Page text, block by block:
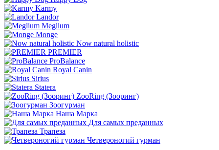
Karmy
Landor
Meglium
Monge
Now natural holistic
PREMIER
ProBalance
Royal Canin
Sirius
Statera
ZooRing (Зооринг)
Зоогурман
Наша Марка
Для самых преданных
Трапеза
Четвероногий гурман